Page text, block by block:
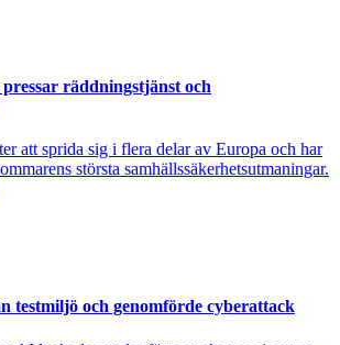
räddningstjänst och
att sprida sig i flera delar av Europa och har
största samhällssäkerhetsutmaningar.
testmiljö och genomförde cyberattack